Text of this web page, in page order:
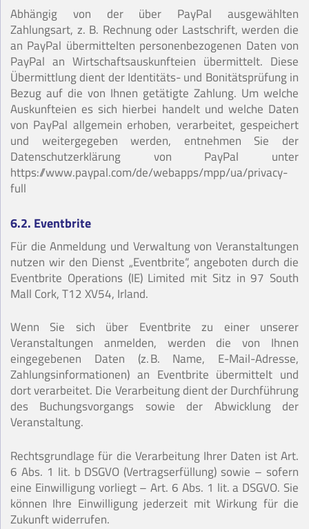
Abhängig von der über PayPal ausgewählten
Zahlungsart, z. B. Rechnung oder Lastschrift, werden die
an PayPal übermittelten personenbezogenen Daten von
PayPal an Wirtschaftsauskunfteien übermittelt. Diese
Übermittlung dient der Identitäts- und Bonitätsprüfung in
Bezug auf die von Ihnen getätigte Zahlung. Um welche
Auskunfteien es sich hierbei handelt und welche Daten
von PayPal allgemein erhoben, verarbeitet, gespeichert
und weitergegeben werden, entnehmen Sie der
Datenschutzerklärung von PayPal unter
https://www.paypal.com/de/webapps/mpp/ua/privacy-
full
6.2. Eventbrite
Für die Anmeldung und Verwaltung von Veranstaltungen
nutzen wir den Dienst „Eventbrite“, angeboten durch die
Eventbrite Operations (IE) Limited mit Sitz in 97 South
Mall Cork, T12 XV54, Irland.
Wenn Sie sich über Eventbrite zu einer unserer
Veranstaltungen anmelden, werden die von Ihnen
eingegebenen Daten (z. B. Name, E-Mail-Adresse,
Zahlungsinformationen) an Eventbrite übermittelt und
dort verarbeitet. Die Verarbeitung dient der Durchführung
des Buchungsvorgangs sowie der Abwicklung der
Veranstaltung.
Rechtsgrundlage für die Verarbeitung Ihrer Daten ist Art.
6 Abs. 1 lit. b DSGVO (Vertragserfüllung) sowie – sofern
eine Einwilligung vorliegt – Art. 6 Abs. 1 lit. a DSGVO. Sie
können Ihre Einwilligung jederzeit mit Wirkung für die
Zukunft widerrufen.